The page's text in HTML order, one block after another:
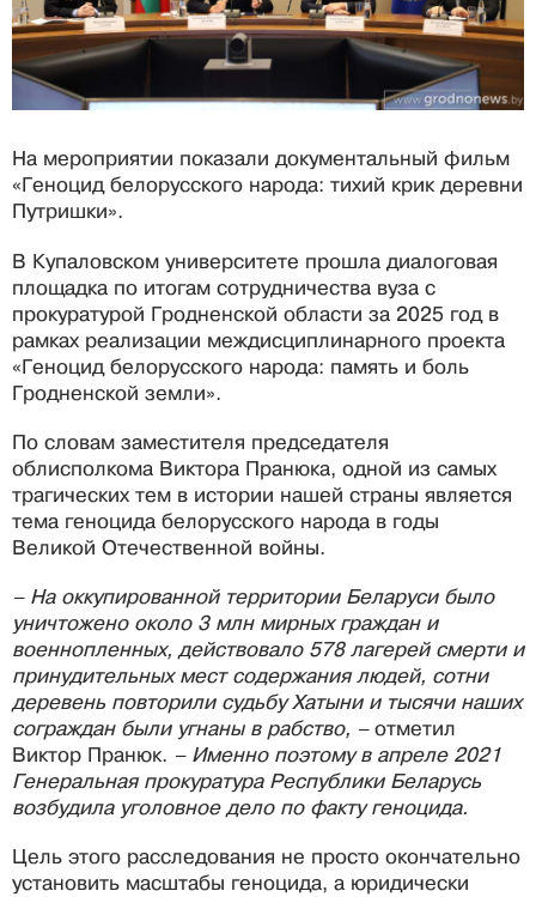
На мероприятии показали документальный фильм
«Геноцид белорусского народа: тихий крик деревни
Путришки».
В Купаловском университете прошла диалоговая
площадка по итогам сотрудничества вуза с
прокуратурой Гродненской области за 2025 год в
рамках реализации междисциплинарного проекта
«Геноцид белорусского народа: память и боль
Гродненской земли».
По словам заместителя председателя
облисполкома Виктора Пранюка, одной из самых
трагических тем в истории нашей страны является
тема геноцида белорусского народа в годы
Великой Отечественной войны.
– На оккупированной территории Беларуси было
уничтожено около 3 млн мирных граждан и
военнопленных, действовало 578 лагерей смерти и
принудительных мест содержания людей, сотни
деревень повторили судьбу Хатыни и тысячи наших
сограждан были угнаны в рабство, –отметил
Виктор Пранюк. – Именно поэтому в апреле 2021
Генеральная прокуратура Республики Беларусь
возбудила уголовное дело по факту геноцида.
Цель этого расследования не просто окончательно
установить масштабы геноцида, а юридически